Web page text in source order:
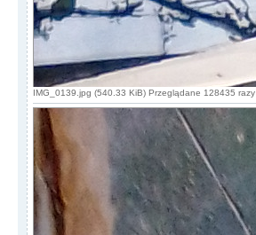
IMG_0139.jpg (540.33 KiB) Przeglądane 128435 razy